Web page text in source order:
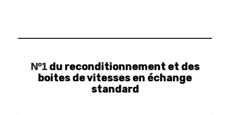
Nº1du reconditionnement et des
boites de vitesses en échange
standard